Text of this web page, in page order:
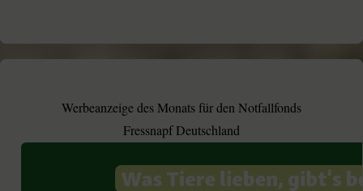
Werbeanzeige des Monats für den Notfallfonds
Fressnapf Deutschland